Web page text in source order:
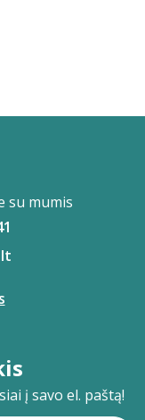
su mumis
į savo el. paštą!